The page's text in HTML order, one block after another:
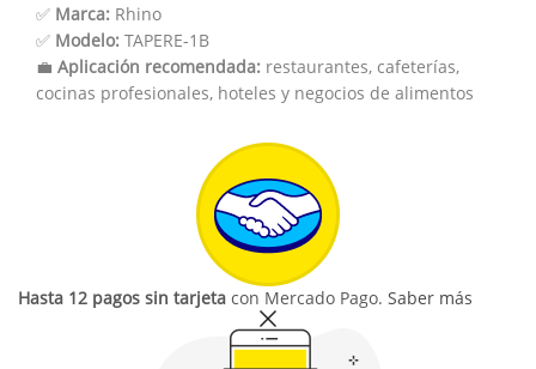
✅ Marca: Rhino
✅ Modelo: TAPERE-1B
💼 Aplicación recomendada: restaurantes, cafeterías,
cocinas profesionales, hoteles y negocios de alimentos
Hasta 12 pagos sin tarjeta con Mercado Pago. Saber más